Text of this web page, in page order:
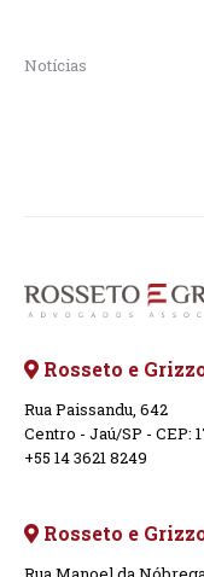
Notícias
Rosseto e
Rua Paissandu, 642
Centro - Jaú/SP - CEP:
+55 14 3621 8249
Rosseto e